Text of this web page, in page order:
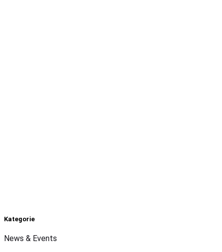
Kategorie
News & Events